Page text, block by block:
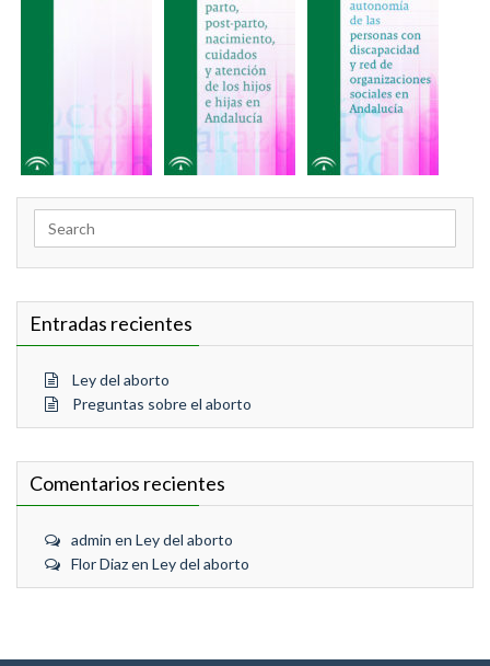
Search
for:
Entradas recientes
Ley del aborto
Preguntas sobre el aborto
Comentarios recientes
admin en Ley del aborto
Flor Diazen Ley del aborto